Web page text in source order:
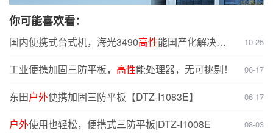
你可能喜欢看：
国内便携式台式机，海光3490高性能国产化解决方
10-25
工业便携加固三防平板， 高性能处理器，无可挑剔！ 06-17
东田户外便携加固三防平板【DTZ-I1083E】 06-17
户外使用也轻松，便携式三防平板|DTZ-I1008E 08-03